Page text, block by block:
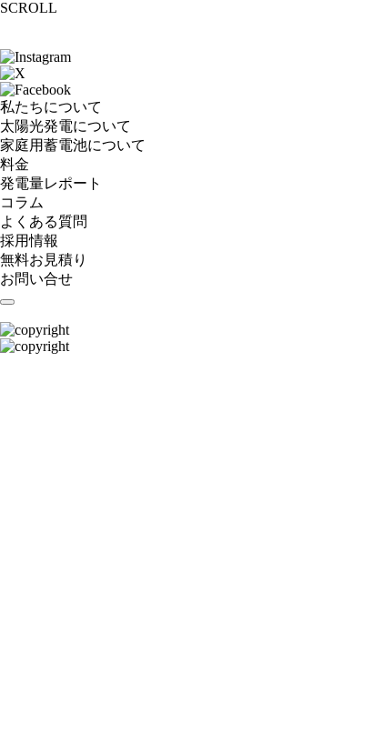
SCROLL
私たちについて
太陽光発電について
家庭用蓄電池について
料金
発電量レポート
コラム
よくある質問
採用情報
無料お見積り
お問い合せ